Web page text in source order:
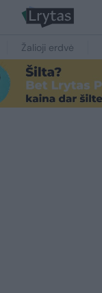
Žalioji erdvė